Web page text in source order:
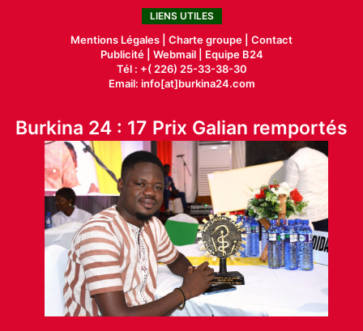
LIENS UTILES
Mentions Légales | Charte groupe | Contact
Publicité| Webmail |
Equipe B24
Tél : +( 226) 25-33-38-30
Email: info[at]burkina24.com
Burkina 24 : 17 Prix Galian remportés